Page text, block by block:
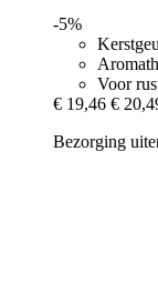
-5%
Voor
€ 19,46 €
Bezorging